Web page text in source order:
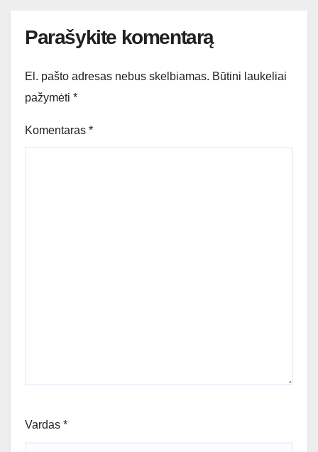
Parašykite komentarą
El. pašto adresas nebus skelbiamas. Būtini laukeliai
pažymėti *
Komentaras *
Vardas *